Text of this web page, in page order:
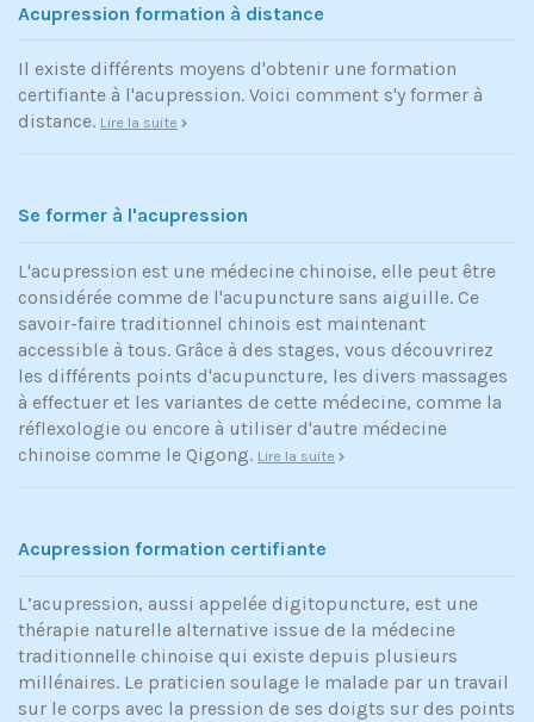
Acupression formation à distance
Il existe différents moyens d'obtenir une formation
certifiante à l'acupression. Voici comment s'y former à
distance. Lire la suite
Se former à l'acupression
L'acupression est une médecine chinoise, elle peut être
considérée comme de l'acupuncture sans aiguille. Ce
savoir-faire traditionnel chinois est maintenant
accessible à tous. Grâce à des stages, vous découvrirez
les différents points d'acupuncture, les divers massages
à effectuer et les variantes de cette médecine, comme la
réflexologie ou encore à utiliser d'autre médecine
chinoise comme le Qigong. Lire la suite
Acupression formation certifiante
L’acupression, aussi appelée digitopuncture, est une
thérapie naturelle alternative issue de la médecine
traditionnelle chinoise qui existe depuis plusieurs
millénaires. Le praticien soulage le malade par un travail
sur le corps avec la pression de ses doigts sur des points